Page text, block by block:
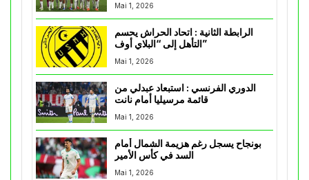
Mai 1, 2026
الرابطة الثانية : اتحاد الحراش يحسم
التأهل إلى “البلاي أوف”
Mai 1, 2026
الدوري الفرنسي : استبعاد عبدلي من
قائمة مرسيليا أمام نانت
Mai 1, 2026
بونجاح يسجل رغم هزيمة الشمال أمام
السد في كأس الأمير
Mai 1, 2026